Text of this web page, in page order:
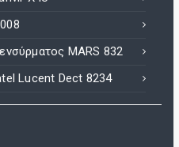
MARS 832
Lucent Dect 8234